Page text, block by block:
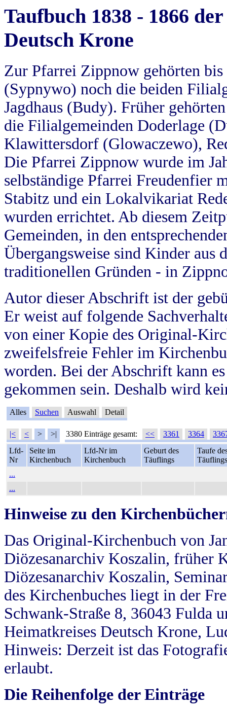
Taufbuch 1838 - 1866
Deutsch Krone
Zur Pfarrei Zippnow gehörten
(Sypnywo) noch die beiden
Jagdhaus (Budy). Früher
die Filialgemeinden Doderlage
Klawittersdorf (Glowaczewo),
Die Pfarrei Zippnow wurde im
selbständige Pfarrei Freudenfier
Stabitz und ein Lokalvikariat
wurden errichtet. Ab diesem
Gemeinden, in den
Übergangsweise sind Kinder aus
traditionellen Gründen - in
Autor dieser Abschrift ist der
Er weist auf folgende
von einer Kopie des Original-
zweifelsfreie Fehler im
worden. Bei der Abschrift kann
gekommen sein. Deshalb wird
Alles Suchen Auswahl Detail
|< < > >| 3380 Einträge gesamt: << 3361 3364
Lfd-
Nr
Seite im
Kirchenbuch
Lfd-Nr im
Kirchenbuch
Geburt des
Täuflings
Taufe
Täuflings
...
...
Hinweise zu den
Das Original-Kirchenbuch von
Diözesanarchiv Koszalin, früher
Diözesanarchiv Koszalin,
des Kirchenbuches liegt in der
Schwank-Straße 8, 36043 Fulda
Heimatkreises Deutsch Krone,
Hinweis: Derzeit ist das
erlaubt.
Die Reihenfolge der Einträge